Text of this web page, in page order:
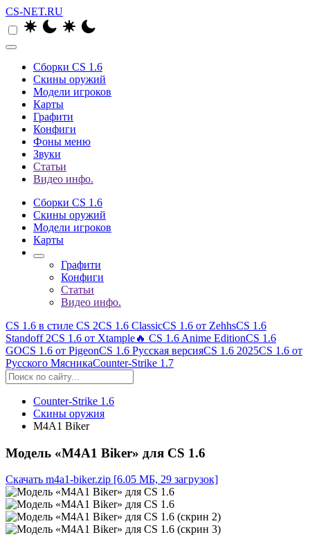
CS-NET.RU
Сборки CS 1.6
Скины оружий
Модели игроков
Карты
Графити
Конфиги
Фоны меню
Звуки
Статьи
Видео инфо.
Сборки CS 1.6
Скины оружий
Модели игроков
Карты
Графити
Конфиги
Статьи
Видео инфо.
CS 1.6 в стиле CS 2CS 1.6 ClassicCS 1.6 от ZehhsCS 1.6
Standoff 2CS 1.6 от Xtample🔥 CS 1.6 Anime EditionCS 1.6
GOCS 1.6 от PigeonCS 1.6 Русская версияCS 1.6 2025CS 1.6 от
Русского МясникаCounter-Strike 1.7
Counter-Strike 1.6
Скины оружия
M4A1 Biker
Модель «M4A1 Biker» для CS 1.6
Скачать m4a1-biker.zip [6.05 МБ, 29 загрузок]